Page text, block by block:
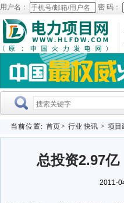
用户名： 密 码：
当前位置: 首页> 行业 快讯 > 项目
总投资2.97
2011-